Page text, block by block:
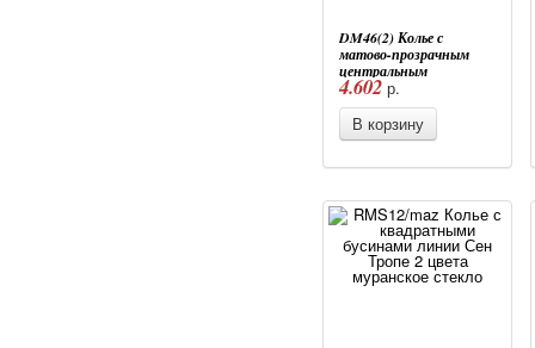
DM46(2) Колье с
матово-прозрачным
центральным
элементом на бисере в
сетке муранское стекло
4.602 р.
В корзину